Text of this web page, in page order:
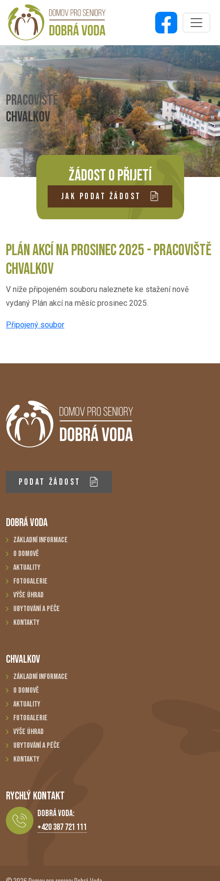
PRACOVIŠTĚ
CHVALKOV
ŽÁDOST O PŘIJETÍ
JAK PODAT ŽÁDOST
PLÁN AKCÍ NA PROSINEC 2025 - PRACOVIŠTĚ
CHVALKOV
V níže připojeném souboru naleznete ke stažení nově
vydaný Plán akcí na měsíc prosinec 2025.
Připojený soubor
PODAT ŽÁDOST
DOBRÁ VODA
Základní informace
O domově
Aktuality
Fotogalerie
Výše úhrad
Ubytování a péče
Kontakty
CHVALKOV
Základní informace
O domově
Aktuality
Fotogalerie
Výše úhrad
Ubytování a péče
Kontakty
RYCHLÝ KONTAKT
Dobrá Voda:
+420 387 721 111